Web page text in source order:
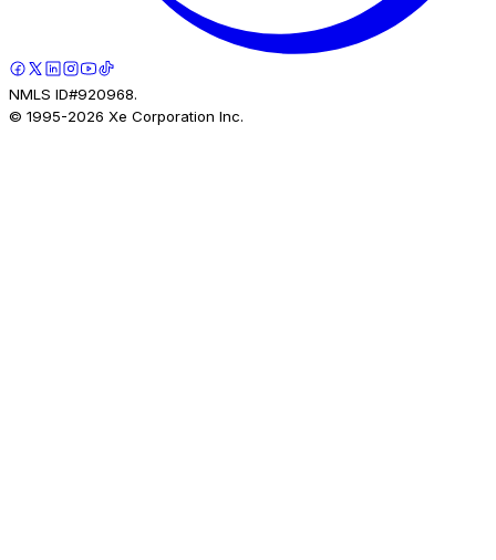
NMLS ID#920968.
© 1995-2026 Xe Corporation Inc.